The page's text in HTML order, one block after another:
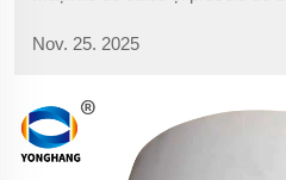
dar pe mașinile de cules
Nov. 25. 2025